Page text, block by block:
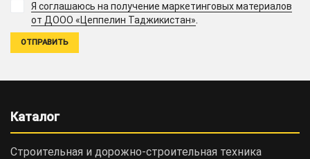
Я соглашаюсь на получение маркетинговых материалов
от ДООО «Цеппелин Таджикистан».
Каталог
Строительная и дорожно-cтроительная техника